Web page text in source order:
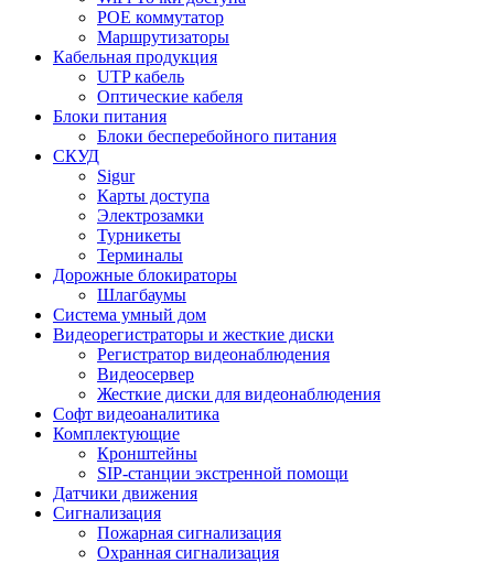
POE коммутатор
Маршрутизаторы
Кабельная продукция
UTP кабель
Оптические кабеля
Блоки питания
Блоки бесперебойного питания
СКУД
Sigur
Карты доступа
Электрозамки
Турникеты
Терминалы
Дорожные блокираторы
Шлагбаумы
Cистема умный дом
Видеорегистраторы и жесткие диски
Регистратор видеонаблюдения
Видеосервер
Жесткие диски для видеонаблюдения
Софт видеоаналитика
Комплектующие
Кронштейны
SIP-станции экстренной помощи
Датчики движения
Сигнализация
Пожарная сигнализация
Охранная сигнализация